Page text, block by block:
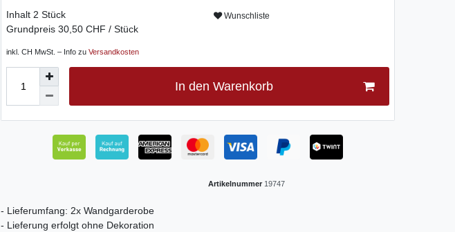
Inhalt 2 Stück
Grundpreis 30,50 CHF / Stück
inkl. CH MwSt. – Info zu Versandkosten
Wunschliste
In den Warenkorb
Artikelnummer 19747
- Lieferumfang: 2x Wandgarderobe
- Lieferung erfolgt ohne Dekoration